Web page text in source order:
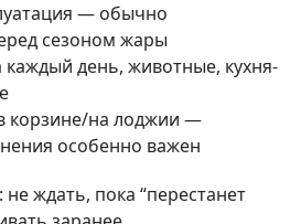
— обычно
сезоном жары
каждый день, животные, кухня-
корзине/на лоджии —
особенно важен
ждать, пока “перестанет